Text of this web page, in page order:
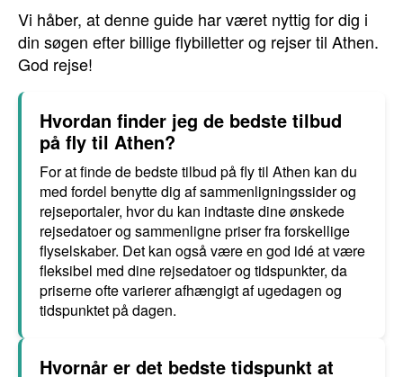
Vi håber, at denne guide har været nyttig for dig i
din søgen efter billige flybilletter og rejser til Athen.
God rejse!
Hvordan finder jeg de bedste tilbud
på fly til Athen?
For at finde de bedste tilbud på fly til Athen kan du
med fordel benytte dig af sammenligningssider og
rejseportaler, hvor du kan indtaste dine ønskede
rejsedatoer og sammenligne priser fra forskellige
flyselskaber. Det kan også være en god idé at være
fleksibel med dine rejsedatoer og tidspunkter, da
priserne ofte varierer afhængigt af ugedagen og
tidspunktet på dagen.
Hvornår er det bedste tidspunkt at